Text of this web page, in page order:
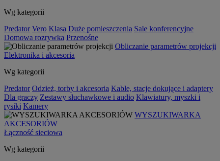
Wg kategorii
Predator Vero Klasa Duże pomieszczenia Sale konferencyjne
Domowa rozrywka Przenośne
Obliczanie parametrów projekcji
Elektronika i akcesoria
Wg kategorii
Predator Odzież, torby i akcesoria Kable, stacje dokujące i adaptery
Dla graczy Zestawy słuchawkowe i audio Klawiatury, myszki i
rysiki Kamery
WYSZUKIWARKA
AKCESORIÓW
Łączność sieciowa
Wg kategorii